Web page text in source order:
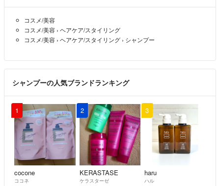
#イオシャンプー
#イオトリートメント
#イオクレンジング
#人気のシャンプー
#イオメルトリペア
#イオクリーム
#人気のトリートメント
『お値引きして頂けますか？』
説明文を全てお読み下さいと
書かせて頂いており
自己紹介欄に複数購入以外の
『いつ頃購入された物ですか？』
回転の早い商品のみ
取り扱いさせて頂いておりますので、全て1カ月以内の購入商品になり
ます。
※在庫状況により
価格が変動することがあります
ご了承ください
コスメ/美容
コスメ/美容 › ヘアケア/スタイリング
コスメ/美容 › ヘアケア/スタイリング › シャンプー
シャンプーの人気ブランドランキング
1
cocone
ココネ
2
KERASTASE
ケラスターゼ
3
haru
ハル